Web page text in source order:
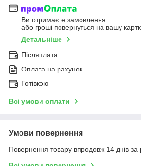
Ви отримаєте замовлення
або гроші повернуться на вашу
Детальніше
Післяплата
Оплата на рахунок
Готівкою
Всі умови оплати
Умови повернення
Повернення товару впродовж 14 днів за